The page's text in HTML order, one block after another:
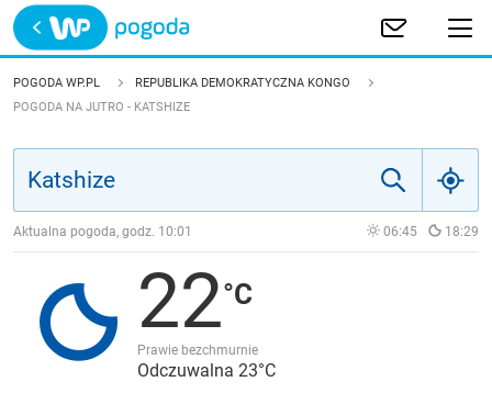
Trwa ładowanie
POLSKA
JAKOŚĆ POWIETRZA
POGODA WP.PL
REPUBLIKA DEMOKRATYCZNA KONGO
POGODA NA JUTRO - KATSHIZE
Aktualna pogoda, godz. 10:01 06:45 18:29
22
Prawie bezchmurnie
Odczuwalna 23°C